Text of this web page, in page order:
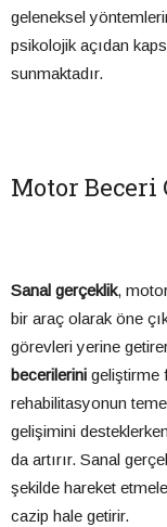
geleneksel
psikolojik açıdan
sunmaktadır.
Motor
Sanal gerçeklik,
bir araç olarak öne
görevleri yerine
becerilerini geliştirme
rehabilitasyonun
gelişimini
da artırır. Sanal
şekilde hareket
cazip hale getirir.